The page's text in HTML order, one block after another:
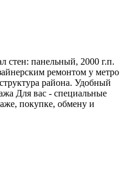
стен: панельный, 2000 г.п.
ремонтом у метро
района. Удобный
Для вас - специальные
покупке, обмену и